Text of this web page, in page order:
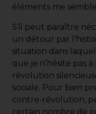
éléments me
S’il peut paraître
un détour par
situation dans
que je n’hésite pas
révolution
sociale. Pour bien
contre-révolution,
certain nombre de